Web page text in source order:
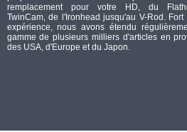
remplacement pour votre HD, du
TwinCam, de l'Ironhead jusqu'au V-Rod. Fort
expérience, nous avons étendu
gamme de plusieurs milliers d'articles en
des USA, d'Europe et du Japon.